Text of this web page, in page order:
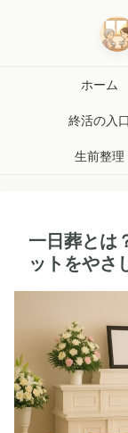
ホーム
終活の入口
生前整理
一日葬とは
ットをやさ